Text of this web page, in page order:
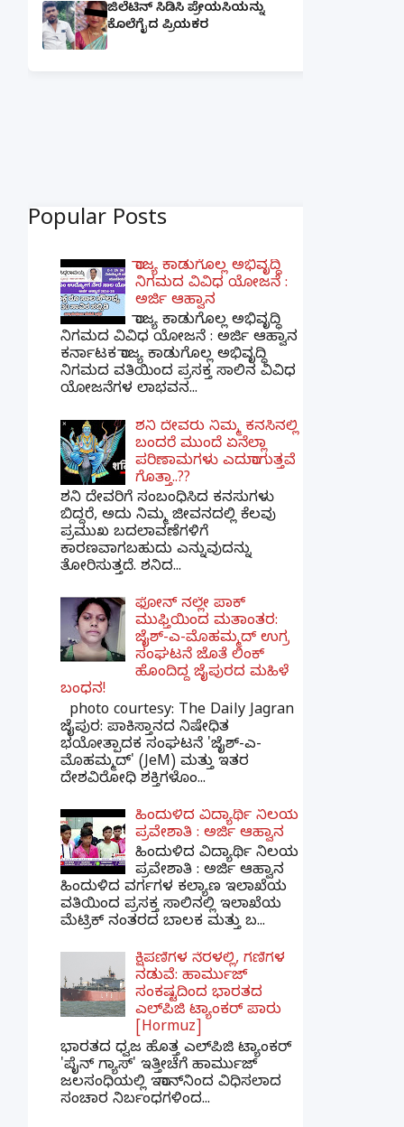
ಜಿಲೆಟಿನ್ ಸಿಡಿಸಿ ಪ್ರೇಯಸಿಯನ್ನು
ಕೊಲೆಗೈದ ಪ್ರಿಯಕರ
Popular Posts
ರಾಜ್ಯ ಕಾಡುಗೊಲ್ಲ ಅಭಿವೃದ್ಧಿ
ನಿಗಮದ ವಿವಿಧ ಯೋಜನೆ :
ಅರ್ಜಿ ಆಹ್ವಾನ
ರಾಜ್ಯ ಕಾಡುಗೊಲ್ಲ ಅಭಿವೃದ್ಧಿ
ನಿಗಮದ ವಿವಿಧ ಯೋಜನೆ : ಅರ್ಜಿ ಆಹ್ವಾನ
ಕರ್ನಾಟಕ ರಾಜ್ಯ ಕಾಡುಗೊಲ್ಲ ಅಭಿವೃದ್ಧಿ
ನಿಗಮದ ವತಿಯಿಂದ ಪ್ರಸಕ್ತ ಸಾಲಿನ ವಿವಿಧ
ಯೋಜನೆಗಳ ಲಾಭವನ...
ಶನಿ ದೇವರು ನಿಮ್ಮ ಕನಸಿನಲ್ಲಿ
ಬಂದರೆ ಮುಂದೆ ಏನೆಲ್ಲಾ
ಪರಿಣಾಮಗಳು ಎದುರಾಗುತ್ತವೆ
ಗೊತ್ತಾ..??
ಶನಿ ದೇವರಿಗೆ ಸಂಬಂಧಿಸಿದ ಕನಸುಗಳು
ಬಿದ್ದರೆ, ಅದು ನಿಮ್ಮ ಜೀವನದಲ್ಲಿ ಕೆಲವು
ಪ್ರಮುಖ ಬದಲಾವಣೆಗಳಿಗೆ
ಕಾರಣವಾಗಬಹುದು ಎನ್ನುವುದನ್ನು
ತೋರಿಸುತ್ತದೆ. ಶನಿದ...
ಫೋನ್ ನಲ್ಲೇ ಪಾಕ್
ಮುಫ್ತಿಯಿಂದ ಮತಾಂತರ:
ಜೈಶ್-ಎ-ಮೊಹಮ್ಮದ್ ಉಗ್ರ
ಸಂಘಟನೆ ಜೊತೆ ಲಿಂಕ್
ಹೊಂದಿದ್ದ ಜೈಪುರದ ಮಹಿಳೆ
ಬಂಧನ!
photo courtesy: The Daily Jagran
ಜೈಪುರ: ಪಾಕಿಸ್ತಾನದ ನಿಷೇಧಿತ
ಭಯೋತ್ಪಾದಕ ಸಂಘಟನೆ 'ಜೈಶ್-ಎ-
ಮೊಹಮ್ಮದ್' (JeM) ಮತ್ತು ಇತರ
ದೇಶವಿರೋಧಿ ಶಕ್ತಿಗಳೊಂ...
ಹಿಂದುಳಿದ ವಿದ್ಯಾರ್ಥಿ ನಿಲಯ
ಪ್ರವೇಶಾತಿ : ಅರ್ಜಿ ಆಹ್ವಾನ
ಹಿಂದುಳಿದ ವಿದ್ಯಾರ್ಥಿ ನಿಲಯ
ಪ್ರವೇಶಾತಿ : ಅರ್ಜಿ ಆಹ್ವಾನ
ಹಿಂದುಳಿದ ವರ್ಗಗಳ ಕಲ್ಯಾಣ ಇಲಾಖೆಯ
ವತಿಯಿಂದ ಪ್ರಸಕ್ತ ಸಾಲಿನಲ್ಲಿ ಇಲಾಖೆಯ
ಮೆಟ್ರಿಕ್ ನಂತರದ ಬಾಲಕ ಮತ್ತು ಬ...
ಕ್ಷಿಪಣಿಗಳ ನೆರಳಲ್ಲಿ, ಗಣಿಗಳ
ನಡುವೆ: ಹಾರ್ಮುಜ್
ಸಂಕಷ್ಟದಿಂದ ಭಾರತದ
ಎಲ್‌ಪಿಜಿ ಟ್ಯಾಂಕರ್ ಪಾರು
[Hormuz]
ಭಾರತದ ಧ್ವಜ ಹೊತ್ತ ಎಲ್‌ಪಿಜಿ ಟ್ಯಾಂಕರ್
'ಪೈನ್ ಗ್ಯಾಸ್' ಇತ್ತೀಚೆಗೆ ಹಾರ್ಮುಜ್
ಜಲಸಂಧಿಯಲ್ಲಿ ಇರಾನ್‌ನಿಂದ ವಿಧಿಸಲಾದ
ಸಂಚಾರ ನಿರ್ಬಂಧಗಳಿಂದ...